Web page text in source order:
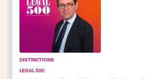
DISTINCTIONS
LEGAL 500